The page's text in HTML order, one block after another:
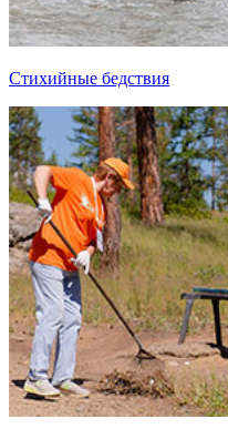
Стихийные бедствия